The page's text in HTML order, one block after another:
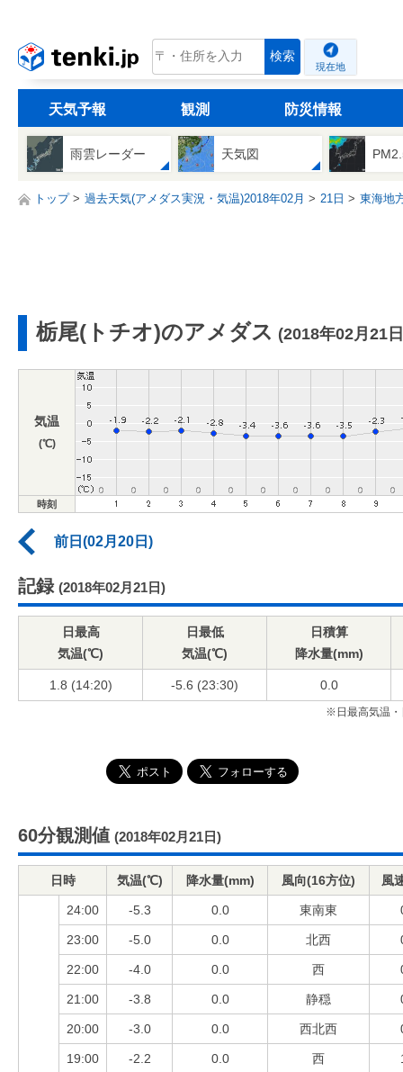
tenki.jp 検索
現在地
天気予報 観測 防災情報
雨雲レーダー 天気図
トップ 過去天気(アメダス実況・気温)2018年02月 21日 東海地
栃尾(トチオ)のアメダス (2018年02月21
気温
(℃)
時刻
前日(02月20日)
記録 (2018年02月21日)
日最高
気温(℃)
日最低
気温(℃)
日積算
降水量(mm)
1.8 (14:20) -5.6 (23:30) 0.0
※日最高気温・
60分観測値 (2018年02月21日)
日時 気温(℃) 降水量(mm) 風向(16方位) 風
24:00 -5.3 0.0 東南東
23:00 -5.0 0.0 北西
22:00 -4.0 0.0 西
21:00 -3.8 0.0 静穏
20:00 -3.0 0.0 西北西
19:00 -2.2 0.0 西